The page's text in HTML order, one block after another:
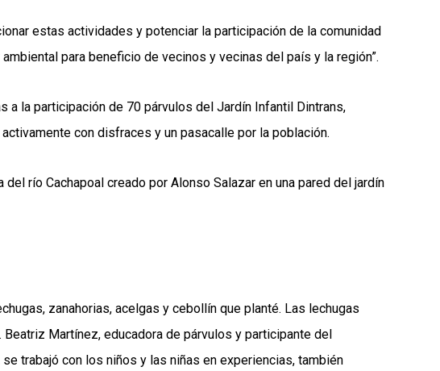
estas actividades y potenciar la participación de la comunidad
para beneficio de vecinos y vecinas del país y la región”.
a la participación de 70 párvulos del Jardín Infantil Dintrans,
con disfraces y un pasacalle por la población.
río Cachapoal creado por Alonso Salazar en una pared del jardín
zanahorias, acelgas y cebollín que planté. Las lechugas
Martínez, educadora de párvulos y participante del
trabajó con los niños y las niñas en experiencias, también